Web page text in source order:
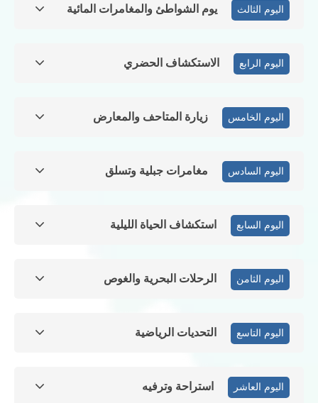
اليوم الثالث يوم الشواطئ والمغامرات المائية
اليوم الرابع الاستكشاف الحضري
اليوم الخامس زيارة المتاحف والمعارض
اليوم السادس مغامرات جبلية وتسلق
اليوم السابع استكشاف الحياة الليلية
اليوم الثامن الرحلات البحرية والغوص
اليوم التاسع التحديات الرياضية
اليوم العاشر استراحة وترفيه